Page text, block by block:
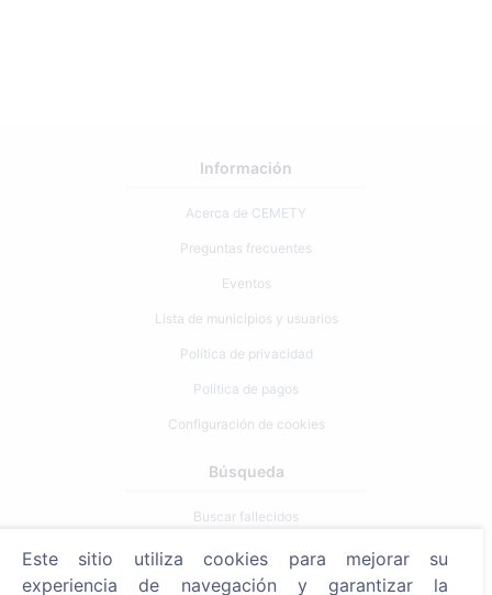
Información
Acerca de CEMETY
Preguntas frecuentes
Eventos
Lista de municipios y usuarios
Política de privacidad
Política de pagos
Configuración de cookies
Búsqueda
Buscar fallecidos
Buscar cementerios
Este sitio utiliza cookies para mejorar su
experiencia de navegación y garantizar la